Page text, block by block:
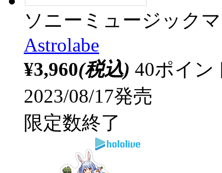
ソニーミュージック
Astrolabe
¥3,960(税込) 40ポイ
2023/08/17発売
限定数終了